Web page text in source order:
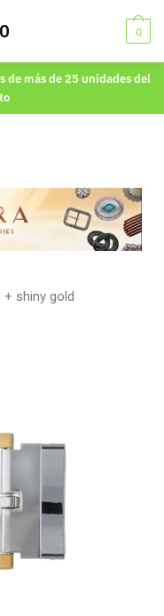
0
de más de 25 unidades del
+ shiny gold